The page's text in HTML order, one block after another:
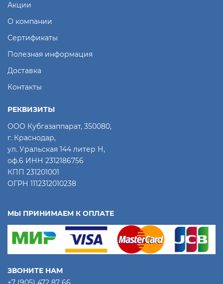
Акции
О компании
Сертификаты
Полезная информация
Доставка
Контакты
МЫ ПРИНИМАЕМ К ОПЛАТЕ
ЗВОНИТЕ НАМ
РЕКВИЗИТЫ
ООО Кубгазаппарат, 350080,
г. Краснодар,
ул. Уральская 144 литер Н,
оф.6 ИНН 2312186756
КПП 231201001
ОГРН 1112312010238